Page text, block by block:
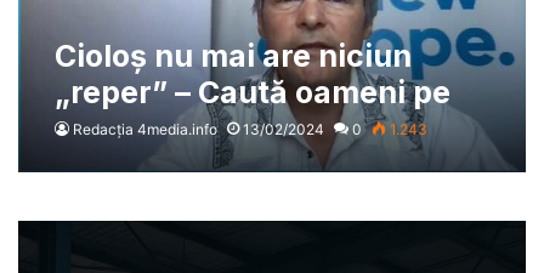
Cioloș nu mai are niciun
„reper” – Caută oameni pe
Bestjobs pentru alegerile din
iunie
Redacția 4media.info 13/02/2024 0 1.243